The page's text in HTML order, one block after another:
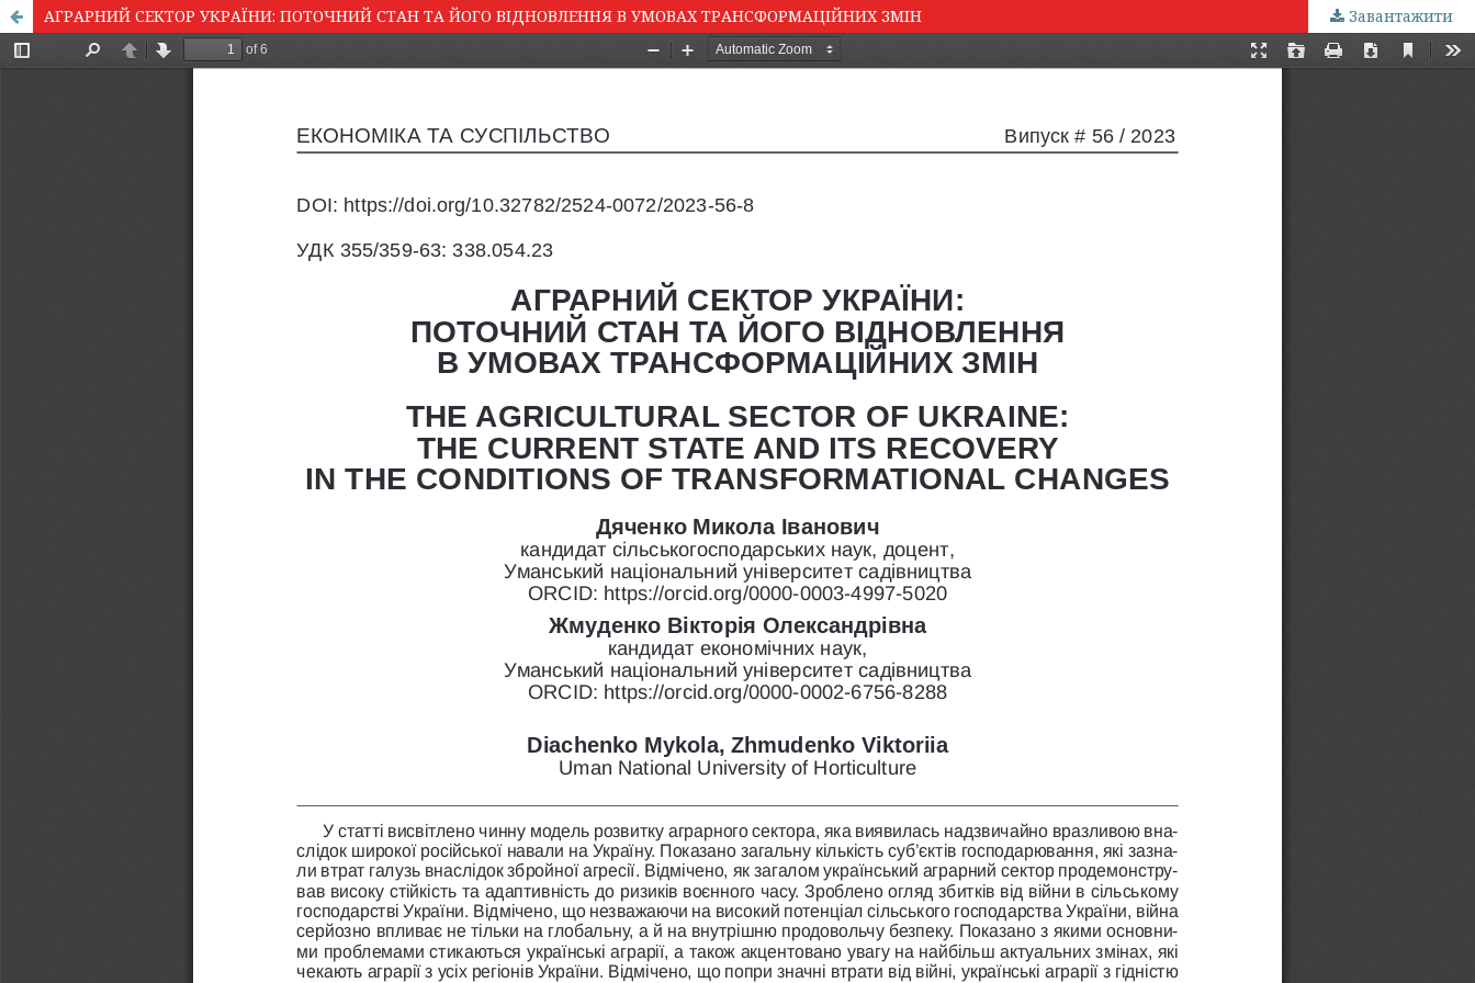
АГРАРНИЙ СЕКТОР УКРАЇНИ: ПОТОЧНИЙ СТАН ТА ЙОГО ВІДНОВЛЕННЯ В УМОВАХ ТРАНСФОРМАЦІЙНИХ ЗМІН Завантажити